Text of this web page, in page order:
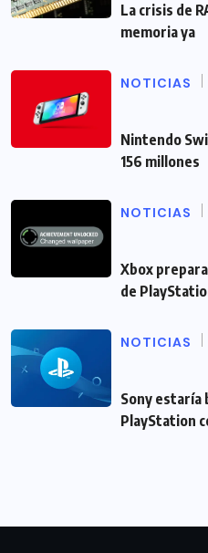
La crisis de
memoria ya
NOTICIAS
Nintendo
156 millones
NOTICIAS
Xbox
de
NOTICIAS
Sony estaría
PlayStation